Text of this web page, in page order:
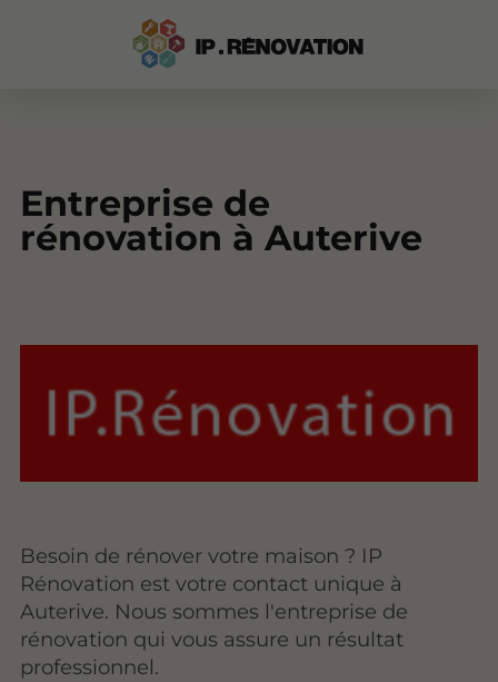
Entreprise de
rénovation à Auterive
Besoin de rénover votre maison ? IP
Rénovation est votre contact unique à
Auterive. Nous sommes l'entreprise de
rénovation qui vous assure un résultat
professionnel.